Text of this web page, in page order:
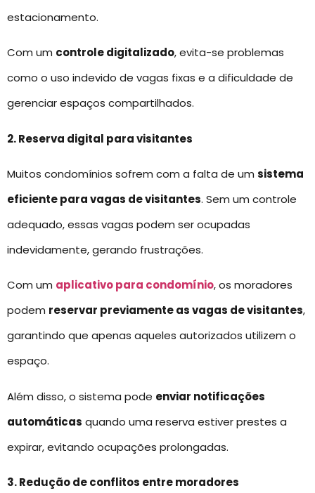
estacionamento.
Com um controle digitalizado, evita-se problemas
como o uso indevido de vagas fixas e a dificuldade de
gerenciar espaços compartilhados.
2. Reserva digital para visitantes
Muitos condomínios sofrem com a falta de um sistema
eficiente para vagas de visitantes. Sem um controle
adequado, essas vagas podem ser ocupadas
indevidamente, gerando frustrações.
Com um aplicativo para condomínio, os moradores
podem reservar previamente as vagas de visitantes,
garantindo que apenas aqueles autorizados utilizem o
espaço.
Além disso, o sistema pode enviar notificações
automáticas quando uma reserva estiver prestes a
expirar, evitando ocupações prolongadas.
3. Redução de conflitos entre moradores